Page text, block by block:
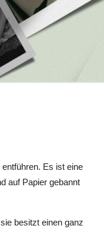
Es ist eine
auf Papier gebannt
besitzt einen ganz